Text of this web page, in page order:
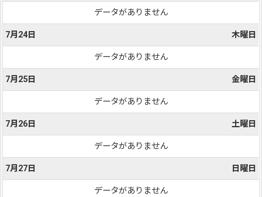
データがありません
7月24日 木曜日
データがありません
7月25日 金曜日
データがありません
7月26日 土曜日
データがありません
7月27日 日曜日
データがありません